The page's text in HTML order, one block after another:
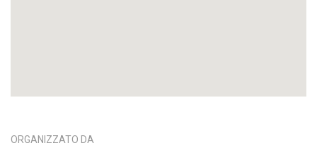
ORGANIZZATO DA